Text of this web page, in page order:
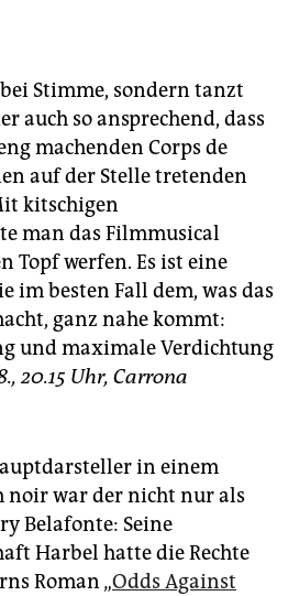
Stimme, sondern tanzt
auch so ansprechend, dass
machenden Corps de
auf der Stelle tretenden
kitschigen
man das Filmmusical
Topf werfen. Es ist eine
im besten Fall dem, was das
ganz nahe kommt:
und maximale Verdichtung
20.15 Uhr, Carrona
in einem
noir war der nicht nur als
Belafonte: Seine
Harbel hatte die Rechte
Roman „Odds Against